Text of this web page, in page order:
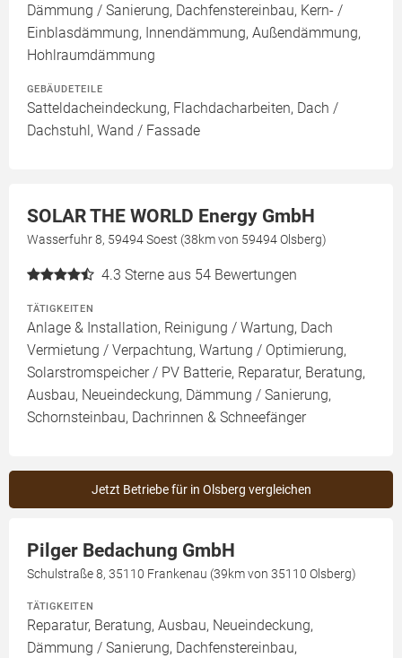
Dämmung / Sanierung, Dachfenstereinbau, Kern- /
Einblasdämmung, Innendämmung, Außendämmung,
Hohlraumdämmung
GEBÄUDETEILE
Satteldacheindeckung, Flachdacharbeiten, Dach /
Dachstuhl, Wand / Fassade
SOLAR THE WORLD Energy GmbH
Wasserfuhr 8, 59494 Soest (38km von 59494 Olsberg)
4.3 Sterne aus 54 Bewertungen
TÄTIGKEITEN
Anlage & Installation, Reinigung / Wartung, Dach
Vermietung / Verpachtung, Wartung / Optimierung,
Solarstromspeicher / PV Batterie, Reparatur, Beratung,
Ausbau, Neueindeckung, Dämmung / Sanierung,
Schornsteinbau, Dachrinnen & Schneefänger
Jetzt Betriebe für in Olsberg vergleichen
Pilger Bedachung GmbH
Schulstraße 8, 35110 Frankenau (39km von 35110 Olsberg)
TÄTIGKEITEN
Reparatur, Beratung, Ausbau, Neueindeckung,
Dämmung / Sanierung, Dachfenstereinbau,